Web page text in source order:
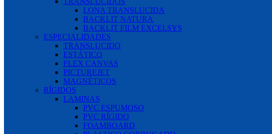
LONA TRANSLUCIDA
BACKLIT NATURA
BACKLIT FILM EXCELSYS
ESPECIALIDADES
TRANSLUCIDO
ESTÁTICO
FLEX CANVAS
PICTUREJET
MAGNÉTICOS
RÍGIDOS
LAMINAS
PVC ESPUMOSO
PVC RÍGIDO
FOAMBOARD